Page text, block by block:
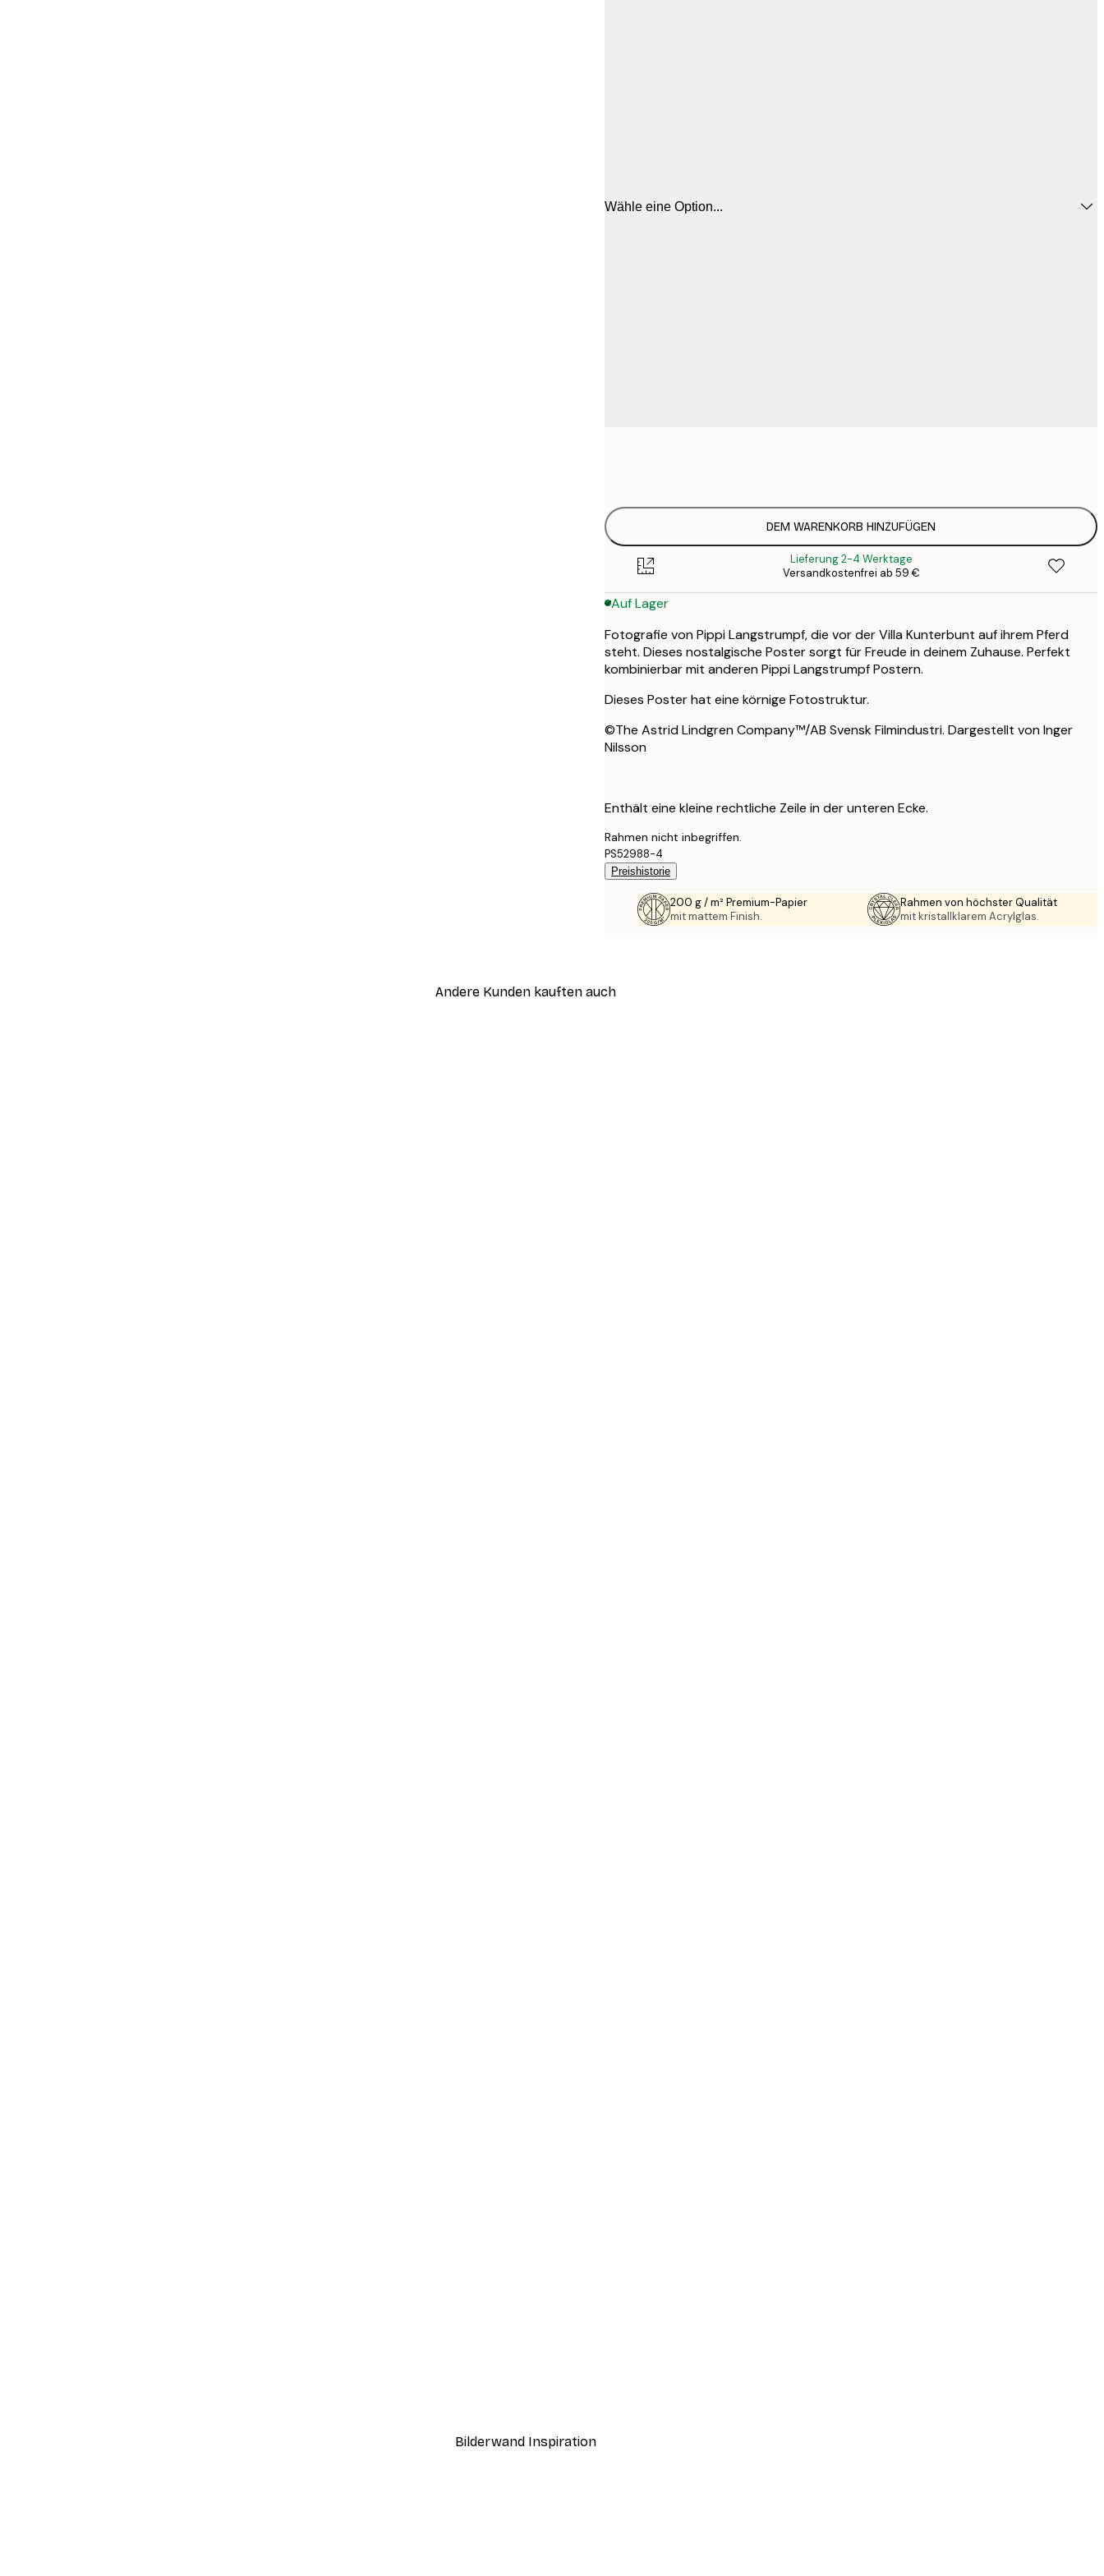
Wähle eine Option...
50x70 cm
70x100 cm
DEM WARENKORB HINZUFÜGEN
Lieferung 2-4 Werktage
Versandkostenfrei ab 59 €
Auf Lager
Fotografie von Pippi Langstrumpf, die vor der Villa Kunterbunt auf ihrem Pferd
steht. Dieses nostalgische Poster sorgt für Freude in deinem Zuhause. Perfekt
kombinierbar mit anderen Pippi Langstrumpf Postern.
Dieses Poster hat eine körnige Fotostruktur.
©The Astrid Lindgren Company™/AB Svensk Filmindustri. Dargestellt von Inger
Nilsson
Enthält eine kleine rechtliche Zeile in der unteren Ecke.
Rahmen nicht inbegriffen.
PS52988-4
Preishistorie
200 g / m² Premium-Papier
mit mattem Finish.
Rahmen von höchster Qualität
mit kristallklarem Acrylglas.
Andere Kunden kauften auch
Bilderwand Inspiration